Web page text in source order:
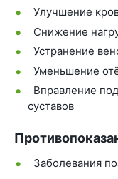
Улучшение
Снижение
Устранение
Уменьшение
Вправление
суставов
Заболевания